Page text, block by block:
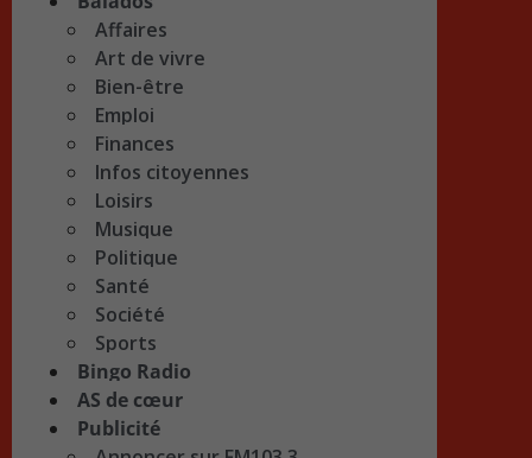
Affaires
Art de vivre
Bien-être
Emploi
Finances
Infos citoyennes
Loisirs
Musique
Politique
Santé
Société
Sports
Bingo Radio
AS de cœur
Publicité